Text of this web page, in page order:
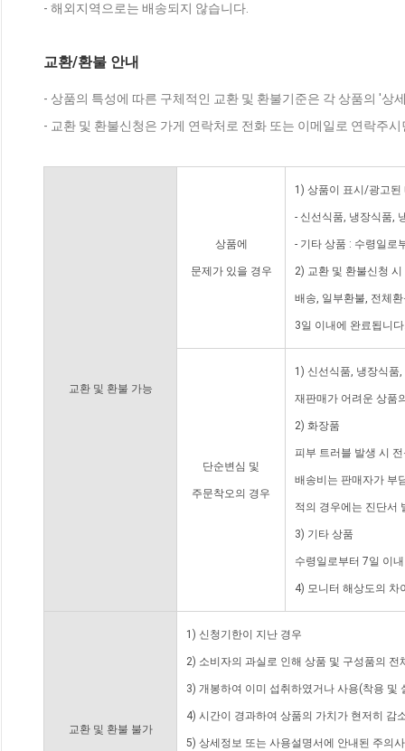
- 해외지역으로는 배송되지 않습니다.
교환/환불 안내
- 상품의 특성에 따른 구체적인 교환 및 환불기준은 각 상품의 '상
- 교환 및 환불신청은 가게 연락처로 전화 또는 이메일로 연락주
교환 및 환불 가능
상품에
문제가 있을 경우
1) 상품이 표시/광고된
- 신선식품, 냉장식품,
- 기타 상품 : 수령일로
2) 교환 및 환불신청
배송, 일부환불, 전체
3일 이내에 완료됩니
단순변심 및
주문착오의 경우
1) 신선식품, 냉장식품
재판매가 어려운 상품
2) 화장품
피부 트러블 발생 시
배송비는 판매자가 부
적의 경우에는 진단서
3) 기타 상품
수령일로부터 7일 이
4) 모니터 해상도의 차
교환 및 환불 불가
1) 신청기한이 지난 경우
2) 소비자의 과실로 인해 상품 및 구성품의
3) 개봉하여 이미 섭취하였거나 사용(착용 및
4) 시간이 경과하여 상품의 가치가 현저히 감
5) 상세정보 또는 사용설명서에 안내된 주의